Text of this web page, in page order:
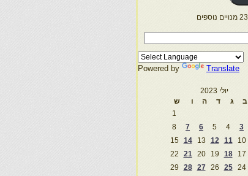
Powered by Translate
יולי 2023
ב ג ד ה ו
ש
1
3
4
5
6
7
8
10
11
12
13
14
15
17
18
19
20
21
22
24
25
26
27
28
29